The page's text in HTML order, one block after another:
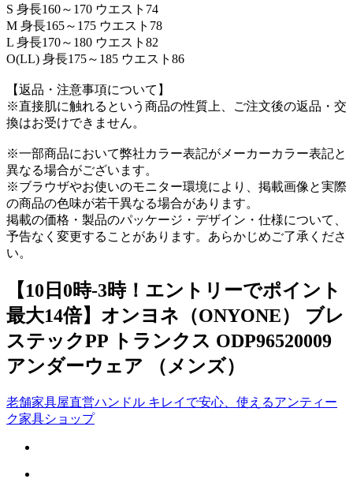
S 身長160～170 ウエスト74
M 身長165～175 ウエスト78
L 身長170～180 ウエスト82
O(LL) 身長175～185 ウエスト86
【返品・注意事項について】
※直接肌に触れるという商品の性質上、ご注文後の返品・交
換はお受けできません。
※一部商品において弊社カラー表記がメーカーカラー表記と
異なる場合がございます。
※ブラウザやお使いのモニター環境により、掲載画像と実際
の商品の色味が若干異なる場合があります。
掲載の価格・製品のパッケージ・デザイン・仕様について、
予告なく変更することがあります。あらかじめご了承くださ
い。
【10日0時-3時！エントリーでポイント
最大14倍】オンヨネ（ONYONE） ブレ
ステックPP トランクス ODP96520009
アンダーウェア （メンズ）
老舗家具屋直営ハンドル キレイで安心、使えるアンティー
ク家具ショップ